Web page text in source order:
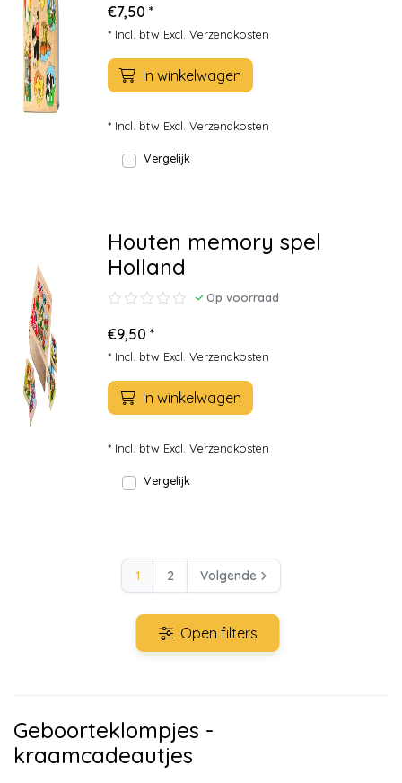
€7,50 *
* Incl. btw Excl. Verzendkosten
In winkelwagen
* Incl. btw Excl. Verzendkosten
Vergelijk
Houten memory spel
Holland
Op voorraad
€9,50 *
* Incl. btw Excl. Verzendkosten
In winkelwagen
* Incl. btw Excl. Verzendkosten
Vergelijk
1 2 Volgende
Open filters
Geboorteklompjes -
kraamcadeautjes